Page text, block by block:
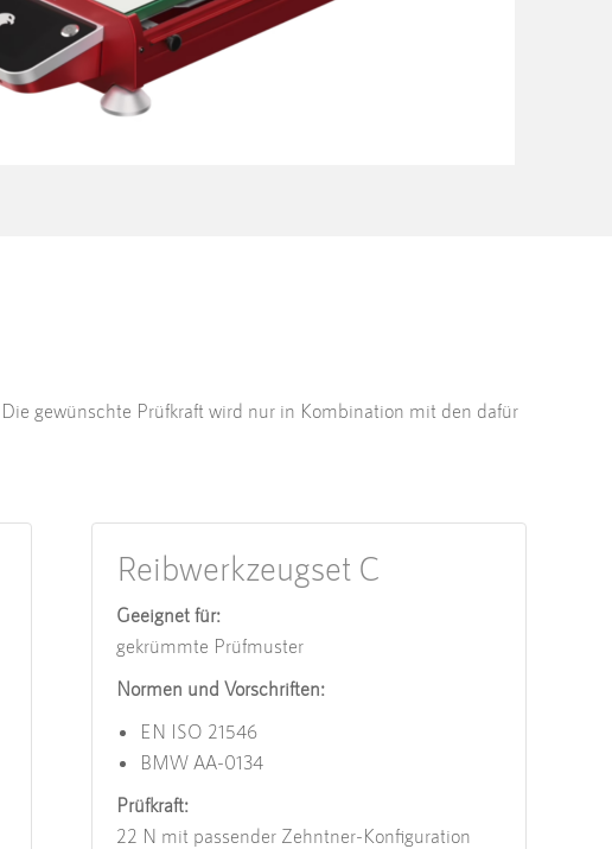
gewünschte Prüfkraft wird nur in Kombination mit den dafür
Reibwerkzeugset C
Geeignet für:
gekrümmte Prüfmuster
Normen und Vorschriften:
EN ISO 21546
BMW AA-0134
Prüfkraft:
22 N mit passender Zehntner-Konfiguration